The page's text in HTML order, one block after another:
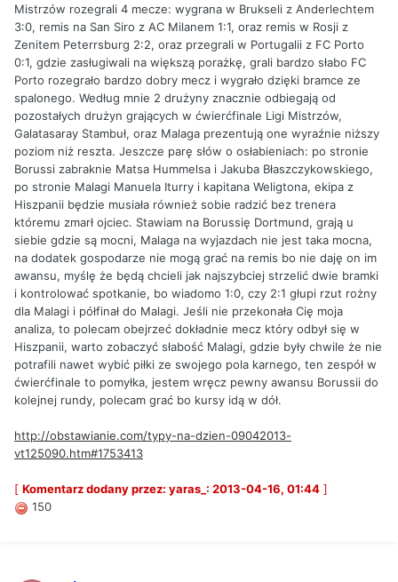
Mistrzów rozegrali 4 mecze: wygrana w Brukseli z Anderlechtem
3:0, remis na San Siro z AC Milanem 1:1, oraz remis w Rosji z
Zenitem Peterrsburg 2:2, oraz przegrali w Portugalii z FC Porto
0:1, gdzie zasługiwali na większą porażkę, grali bardzo słabo FC
Porto rozegrało bardzo dobry mecz i wygrało dzięki bramce ze
spalonego. Według mnie 2 drużyny znacznie odbiegają od
pozostałych drużyn grających w ćwierćfinale Ligi Mistrzów,
Galatasaray Stambuł, oraz Malaga prezentują one wyraźnie niższy
poziom niż reszta. Jeszcze parę słów o osłabieniach: po stronie
Borussi zabraknie Matsa Hummelsa i Jakuba Błaszczykowskiego,
po stronie Malagi Manuela Iturry i kapitana Weligtona, ekipa z
Hiszpanii będzie musiała również sobie radzić bez trenera
któremu zmarł ojciec. Stawiam na Borussię Dortmund, grają u
siebie gdzie są mocni, Malaga na wyjazdach nie jest taka mocna,
na dodatek gospodarze nie mogą grać na remis bo nie daję on im
awansu, myślę że będą chcieli jak najszybciej strzelić dwie bramki
i kontrolować spotkanie, bo wiadomo 1:0, czy 2:1 głupi rzut rożny
dla Malagi i półfinał do Malagi. Jeśli nie przekonała Cię moja
analiza, to polecam obejrzeć dokładnie mecz który odbył się w
Hiszpanii, warto zobaczyć słabość Malagi, gdzie były chwile że nie
potrafili nawet wybić piłki ze swojego pola karnego, ten zespół w
ćwierćfinale to pomyłka, jestem wręcz pewny awansu Borussii do
kolejnej rundy, polecam grać bo kursy idą w dół.
http://obstawianie.com/typy-na-dzien-09042013-
vt125090.htm#1753413
[ Komentarz dodany przez: yaras_: 2013-04-16, 01:44 ]
150